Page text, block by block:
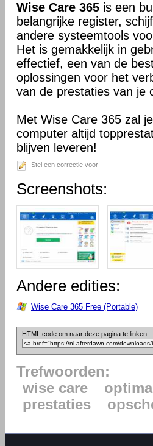
Wise Care 365 is een
belangrijke register,
andere systeemtools
Het is gemakkelijk in
effectief, een van de
oplossingen voor het
van de prestaties van je
Met Wise Care 365 zal je
computer altijd
blijven leveren!
Stel een correctie voor
Screenshots:
Andere edities:
Wise Care 365 Free (Portable)
HTML code om naar deze pagina te linken:
Trefwoorden:
wise care
prestaties